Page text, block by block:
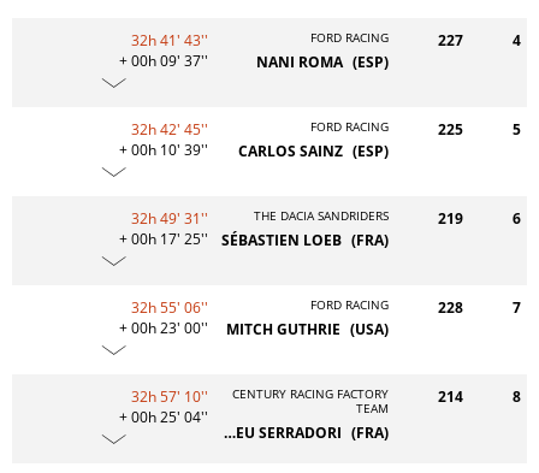
4
227
FORD RACING
(ESP)
NANI ROMA
32h 41' 43''
+ 00h 09' 37''
5
225
FORD RACING
(ESP)
CARLOS SAINZ
32h 42' 45''
+ 00h 10' 39''
6
219
THE DACIA SANDRIDERS
(FRA)
SÉBASTIEN LOEB
32h 49' 31''
+ 00h 17' 25''
7
228
FORD RACING
(USA)
MITCH GUTHRIE
32h 55' 06''
+ 00h 23' 00''
8
214
CENTURY RACING FACTORY
TEAM
(FRA)
MATHIEU SERRADORI
32h 57' 10''
+ 00h 25' 04''